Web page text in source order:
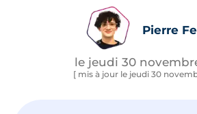
Pierre
le jeudi 30
[ mis à jour le jeudi 30